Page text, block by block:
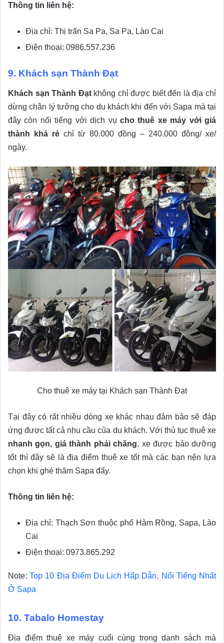
Thông tin liên hệ:
Địa chỉ: Thị trấn Sa Pa, Sa Pa, Lào Cai
Điện thoại: 0986.557.236
9. Khách sạn Thành Đạt
Khách sạn Thành Đạtkhông chỉ được biết đến là địa chỉ
dừng chân lý tưởng cho du khách khi đến với Sapa mà tại
đây còn nổi tiếng với dịch vụ cho thuê xe máy với giá
thành khá rẻ chỉ từ 80.000 đồng – 240.000 đồng/ xe/
ngày.
Cho thuê xe máy tại Khách sạn Thành Đạt
Tại đây có rất nhiều dòng xe khác nhau đảm bảo sẽ đáp
ứng được tất cả nhu cầu của du khách. Với thủ tục thuê xe
nhanh gọn, giá thành phải chăng, xe được bảo dưỡng
tốt thì đây sẽ là địa điểm thuê xe tốt mà các bạn nên lựa
chọn khi ghé thăm Sapa đấy.
Thông tin liên hệ:
Địa chỉ: Thạch Sơn thuộc phố Hàm Rồng, Sapa, Lào
Cai
Điện thoại: 0973.865.292
Note:Top 10 Địa Điểm Du Lịch Hấp Dẫn, Nổi Tiếng Nhất
Ở Sapa
10. Tabalo Homestay
Địa điểm thuê xe máy cuối cùng trong danh sách mà